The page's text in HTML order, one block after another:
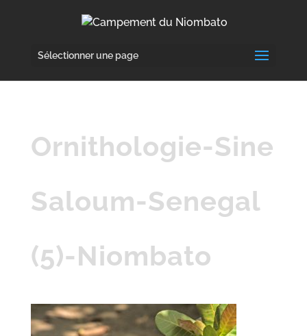
Sélectionner une page
Ornithologie-Sine
Saloum-Senegal
(5)-Niombato